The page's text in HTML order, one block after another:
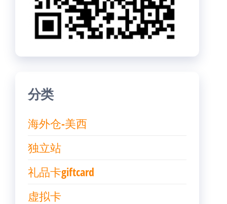
分类
海外仓-美西
独立站
礼品卡giftcard
虚拟卡